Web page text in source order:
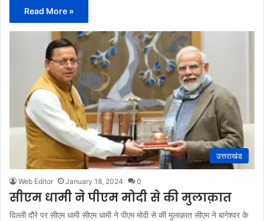
Read More »
उत्तराखंड
Web Editor January 18, 2024 0
सीएम धामी ने पीएम मोदी से की मुलाक़ात
दिल्ली दौरे पर सीएम धामी सीएम धामी ने पीएम मोदी से की मुलाक़ात सीएम ने बागेश्वर के